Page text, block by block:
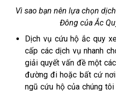
Vì sao bạn nên lựa chọn
Đông của Ắc
Dịch vụ cứu hộ ắc quy
cấp các dịch vụ nhanh
giải quyết vấn đề một
đường đi hoặc bất cứ
ngũ cứu hộ của chúng